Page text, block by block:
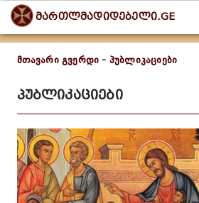
მართლმადიდებელი.GE
მთავარი გვერდი - პუბლიკაციები
პუბლიკაციები